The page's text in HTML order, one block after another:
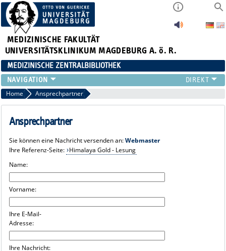
MEDIZINISCHE FAKULTÄT
UNIVERSITÄTSKLINIKUM MAGDEBURG A. ö. R.
MEDIZINISCHE ZENTRALBIBLIOTHEK
LITERATURSUCHE
SERVICE
INFORMATIONSKOMPETENZ
PUBLIZIEREN
SUCHE A-Z
Home Ansprechpartner
Ansprechpartner
Sie können eine Nachricht versenden an:Webmaster
Ihre Referenz-Seite: Himalaya Gold - Lesung
Name:
Vorname:
Ihre E-Mail-
Adresse:
Ihre Nachricht: